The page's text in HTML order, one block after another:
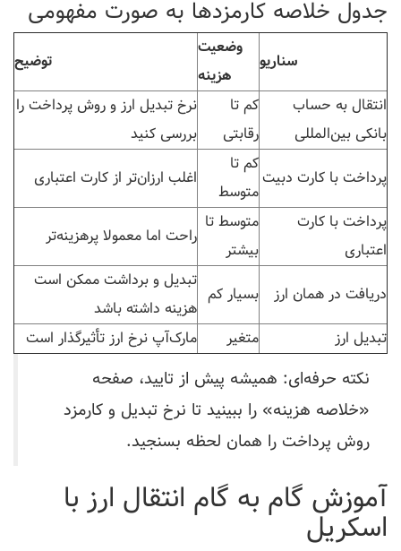
جدول خلاصه کارمزدها به صورت مفهومی
سناریو
وضعیت
هزینه
توضیح
انتقال به حساب
بانکی بین‌المللی
کم تا
رقابتی
نرخ تبدیل ارز و روش پرداخت را
بررسی کنید
پرداخت با کارت دبیت
کم تا
متوسط
اغلب ارزان‌تر از کارت اعتباری
پرداخت با کارت
اعتباری
متوسط تا
بیشتر
راحت اما معمولا پرهزینه‌تر
دریافت در همان ارز بسیار کم
تبدیل و برداشت ممکن است
هزینه داشته باشد
تبدیل ارز
متغیر مارک‌آپ نرخ ارز تأثیرگذار است
نکته حرفه‌ای: همیشه پیش از تایید، صفحه
«خلاصه هزینه» را ببینید تا نرخ تبدیل و کارمزد
روش پرداخت را همان لحظه بسنجید.
آموزش گام به گام انتقال ارز با
اسکریل